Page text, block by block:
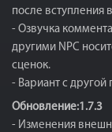
после вступления
- Озвучка
другими NPC
сценок.
- Вариант с другой
Обновление:1.7.3
- Изменения